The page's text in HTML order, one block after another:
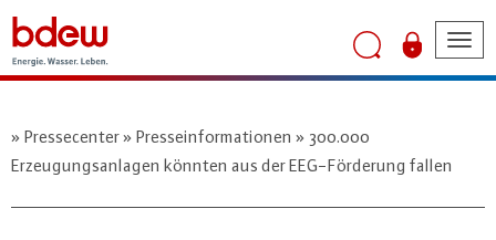
Pressecenter Presseinformationen
300.000
Erzeugungsanlagen könnten aus der EEG-Förderung fallen